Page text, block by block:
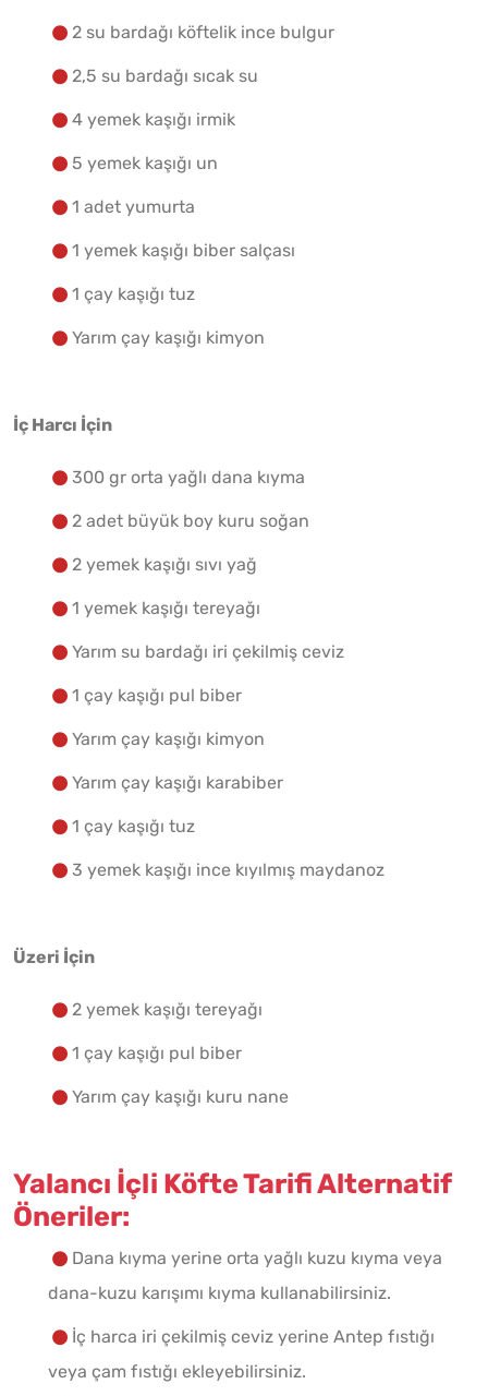
Yapılış Adımlarına Geç
2 su bardağı köftelik ince bulgur
2,5 su bardağı sıcak su
4 yemek kaşığı irmik
5 yemek kaşığı un
1 adet yumurta
1 yemek kaşığı biber salçası
1 çay kaşığı tuz
Yarım çay kaşığı kimyon
İç Harcı İçin
300 gr orta yağlı dana kıyma
2 adet büyük boy kuru soğan
2 yemek kaşığı sıvı yağ
1 yemek kaşığı tereyağı
Yarım su bardağı iri çekilmiş ceviz
1 çay kaşığı pul biber
Yarım çay kaşığı kimyon
Yarım çay kaşığı karabiber
1 çay kaşığı tuz
3 yemek kaşığı ince kıyılmış maydanoz
Üzeri İçin
2 yemek kaşığı tereyağı
1 çay kaşığı pul biber
Yarım çay kaşığı kuru nane
Yalancı İçli Köfte Tarifi Alternatif
Öneriler:
Dana kıyma yerine orta yağlı kuzu kıyma veya
dana-kuzu karışımı kıyma kullanabilirsiniz.
İç harca iri çekilmiş ceviz yerine Antep fıstığı
veya çam fıstığı ekleyebilirsiniz.